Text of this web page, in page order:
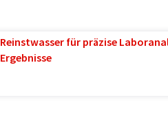
Reinstwasser für präzise
Ergebnisse